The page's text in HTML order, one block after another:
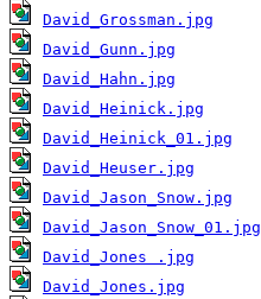
David_Grossman.jpg
David_Gunn.jpg
David_Hahn.jpg
David_Heinick.jpg
David_Heinick_01.jpg
David_Heuser.jpg
David_Jason_Snow.jpg
David_Jason_Snow_01.jpg
David_Jones .jpg
David_Jones.jpg